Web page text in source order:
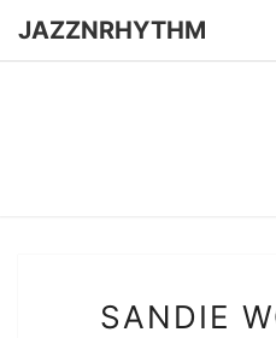
Skip
JAZZNRHYTHM
SANDIE